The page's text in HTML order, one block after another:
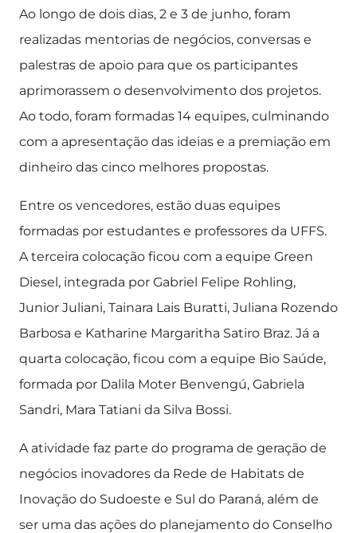
Ao longo de dois dias, 2 e 3 de junho, foram
realizadas mentorias de negócios, conversas e
palestras de apoio para que os participantes
aprimorassem o desenvolvimento dos projetos.
Ao todo, foram formadas 14 equipes, culminando
com a apresentação das ideias e a premiação em
dinheiro das cinco melhores propostas.
Entre os vencedores, estão duas equipes
formadas por estudantes e professores da UFFS.
A terceira colocação ficou com a equipe Green
Diesel, integrada por Gabriel Felipe Rohling,
Junior Juliani, Tainara Lais Buratti, Juliana Rozendo
Barbosa e Katharine Margaritha Satiro Braz. Já a
quarta colocação, ficou com a equipe Bio Saúde,
formada por Dalila Moter Benvengú, Gabriela
Sandri, Mara Tatiani da Silva Bossi.
A atividade faz parte do programa de geração de
negócios inovadores da Rede de Habitats de
Inovação do Sudoeste e Sul do Paraná, além de
ser uma das ações do planejamento do Conselho